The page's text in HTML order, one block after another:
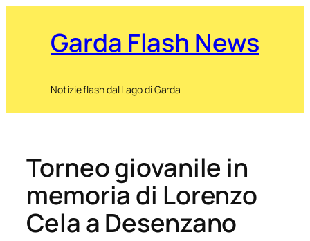
Garda Flash News
Notizie flash dal Lago di Garda
Torneo giovanile in
memoria di Lorenzo
Cela a Desenzano